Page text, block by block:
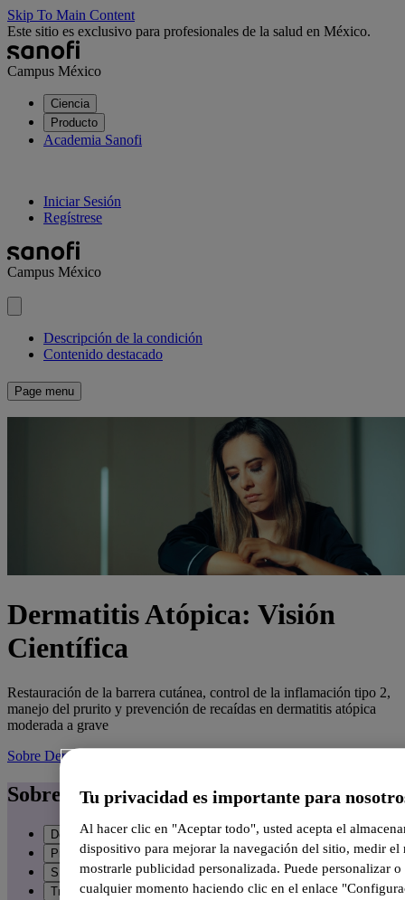
Skip To Main Content
Este sitio es exclusivo para profesionales de la salud en México.
Campus México
Ciencia
Producto
Academia Sanofi
Iniciar Sesión
Regístrese
Campus México
Descripción de la condición
Contenido destacado
Page menu
Dermatitis Atópica: Visión
Científica
Restauración de la barrera cutánea, control de la inflamación tipo 2,
manejo del prurito y prevención de recaídas en dermatitis atópica
moderada a grave
Sobre Dermatitis Atópica
Sobre Dermatitis Atópica
Descripción general
Principales causas
Síntomas
Tratamiento
Tu privacidad es importante para
Al hacer clic en "Aceptar todo", usted acepta el
dispositivo para mejorar la navegación del sitio, medir
mostrarle publicidad personalizada. Puede personalizar
cualquier momento haciendo clic en el enlace